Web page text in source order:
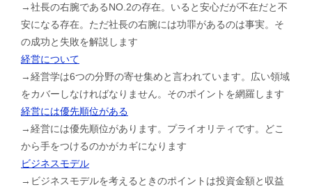
→社長の右腕であるNO.2の存在。いると安心だが不在だと不
安になる存在。ただ社長の右腕には功罪があるのは事実。そ
の成功と失敗を解説します
経営について
→経営学は6つの分野の寄せ集めと言われています。広い領域
をカバーしなければなりません。そのポイントを網羅します
経営には優先順位がある
→経営には優先順位があります。プライオリティです。どこ
から手をつけるのかがカギになります
ビジネスモデル
→ビジネスモデルを考えるときのポイントは投資金額と収益